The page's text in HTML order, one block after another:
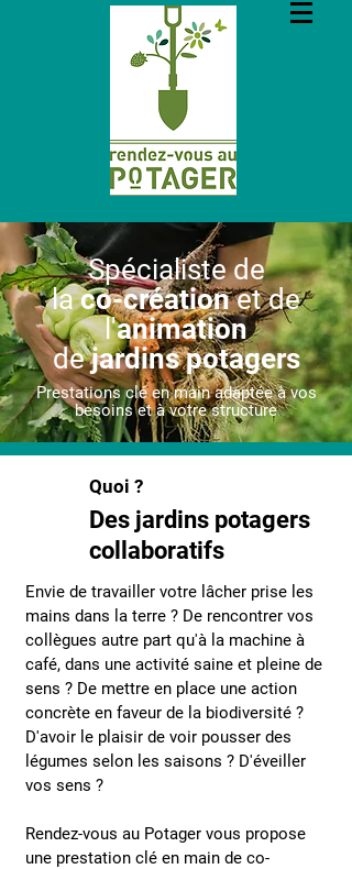
Spécialiste de
la co-création et de
l'animation
de jardins potagers
Prestations clé en main adaptée à vos
besoins et à votre structure
Quoi ?
Des jardins potagers
collaboratifs
Envie de travailler votre lâcher prise les
mains dans la terre ? De rencontrer vos
collègues autre part qu'à la machine à
café, dans une activité saine et pleine de
sens ? De mettre en place une action
concrète en faveur de la biodiversité ?
D'avoir le plaisir de voir pousser des
légumes selon les saisons ? D'éveiller
vos sens ?
Rendez-vous au Potager vous propose
une prestation clé en main de co-